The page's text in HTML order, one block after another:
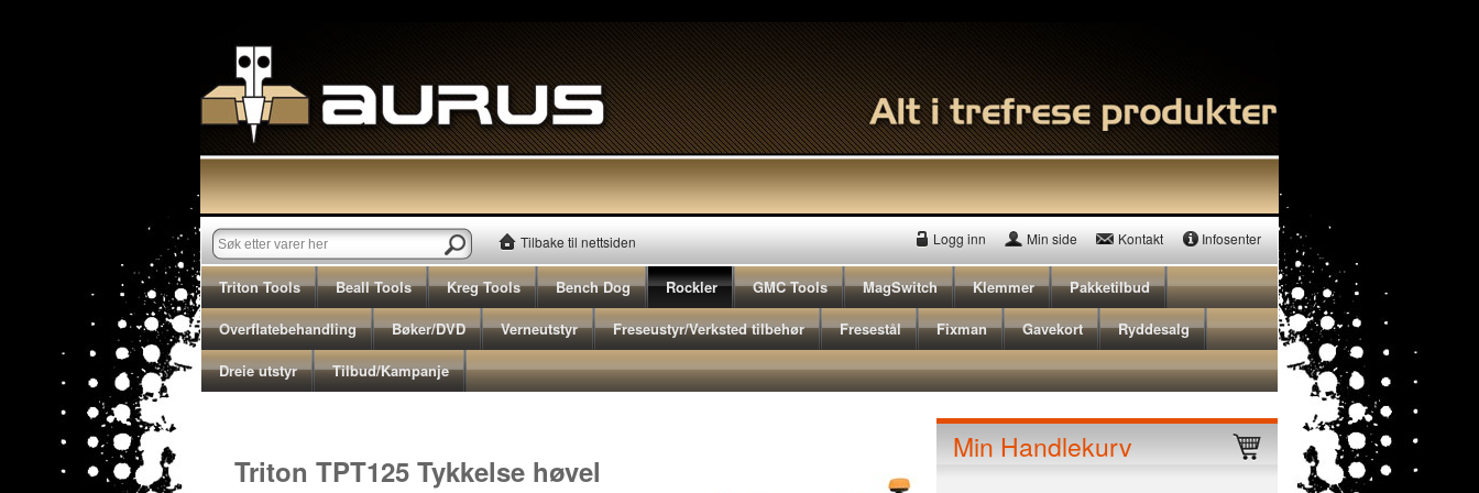
Tilbake til nettsiden Logg inn Min side Kontakt Infosenter
Triton Tools Beall Tools Kreg Tools Bench Dog Rockler GMC Tools MagSwitch Klemmer
Pakketilbud
Overflatebehandling
Bøker/DVD Verneutstyr Freseustyr/Verksted tilbehør Fresestål Fixman Gavekort
Ryddesalg
Dreie utstyr
Tilbud/Kampanje
Min Handlekurv
Triton TPL180B, høvel 180mm
Triton T6 Pocket-Hole Jig